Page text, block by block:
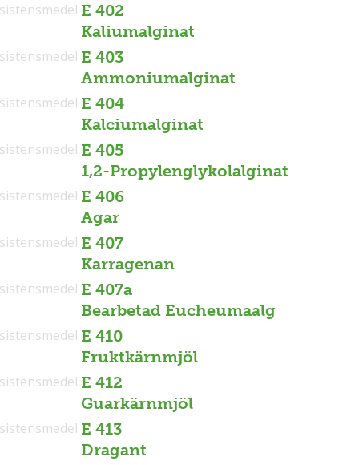
E 402
Kaliumalginat
E 403
Ammoniumalginat
E 404
Kalciumalginat
E 405
1,2-Propylenglykolalginat
E 406
Agar
E 407
Karragenan
E 407a
Bearbetad Eucheumaalg
E 410
Fruktkärnmjöl
E 412
Guarkärnmjöl
E 413
Dragant